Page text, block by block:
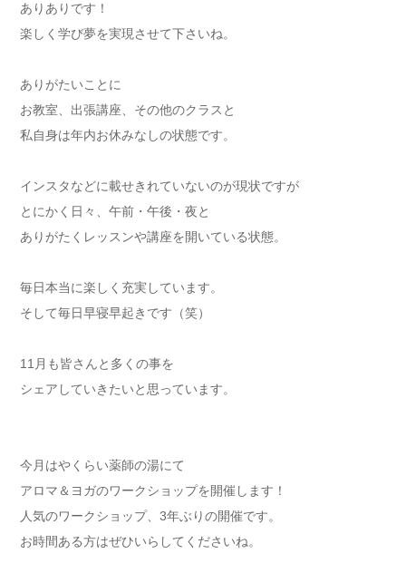
ありありです！
楽しく学び夢を実現させて下さいね。
ありがたいことに
お教室、出張講座、その他のクラスと
私自身は年内お休みなしの状態です。
インスタなどに載せきれていないのが現状ですが
とにかく日々、午前・午後・夜と
ありがたくレッスンや講座を開いている状態。
毎日本当に楽しく充実しています。
そして毎日早寝早起きです（笑）
11月も皆さんと多くの事を
シェアしていきたいと思っています。
今月はやくらい薬師の湯にて
アロマ＆ヨガのワークショップを開催します！
人気のワークショップ、3年ぶりの開催です。
お時間ある方はぜひいらしてくださいね。